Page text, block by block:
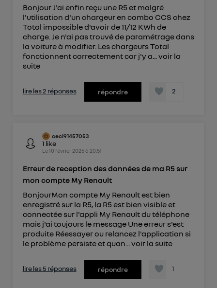
Bonjour J'ai enfin reçu une R5 et malgré
l'utilisation d'un chargeur en combo CCS chez
Total impossible d'avoir de 11/12 KWh de
charge. Je n'ai pas trouvé de paramétrage dans
la voiture à modifier. Les chargeurs Total
fonctionnent correctement car j'y a...voir la
suite
lire les 2 réponses répondre 2
ceci91457053
1 like
Le10 février 2025à 20:51
Erreur de reception des données de ma R5 sur
mon compte My Renault
BonjourMon compte My Renault est bien
enregistré sur la R5, la R5 est bien visible et
connectée sur l'appli My Renault du téléphone
mais j'ai toujours le message Une erreur s'est
produite Réessayer ou relancez l'application si
le problème persiste et quan...voir la suite
lire les 5 réponses répondre 1
Elle utilise un identifiant créé par votre opérateur
télécom basé sur votre adresse IP et une référence
de votre contrat internet (ex : votre numéro de
téléphone).
L'identifiant est associé à votre connexion
internet. Ainsi, toutes les personnes utilisant la
même connexion et ayant consenties se verront
attribuer le même identifiant. En général :
Vous pouvez à tout moment retirer ce
consentement surle portail d’Utiq
") ou via la page « gérer Utiq » en bas de ce site.
Pour plus d'informations, veuillez consulter
personnelles d'Utiq .